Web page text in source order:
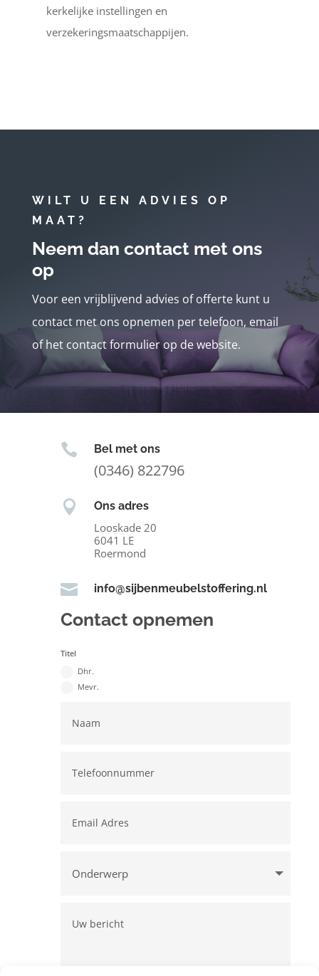
kerkelijke instellingen en
verzekeringsmaatschappijen.
WILT U EEN ADVIES OP
MAAT?
Neem dan contact met ons
op
Voor een vrijblijvend advies of offerte kunt u
contact met ons opnemen per telefoon, email
of het contact formulier op de website.
 Bel met ons
(0346) 822796
 Ons adres
Looskade 20
6041 LE
Roermond
 info@sijbenmeubelstoffering.nl
Contact opnemen
Titel
Dhr.
Mevr.